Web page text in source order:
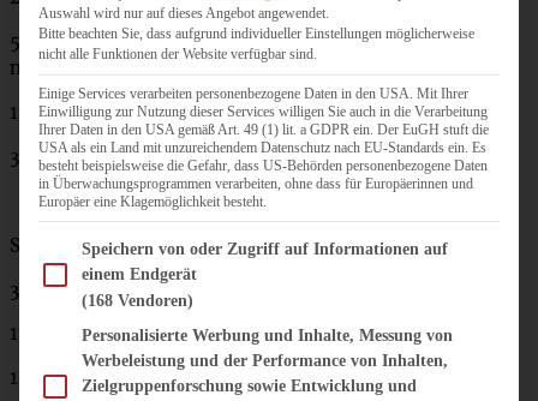
500 g Bio-Hackfleisch (ich hatte halb und halb, Ihr
nehmt, was Ihr am liebsten mögt)
1 Knoblauchzehe
3 EL Taco-Gewürz (Fertigmischung)
Salat
3 Romana-Salat-Herzen
150 g Cherry Tomaten
100 g Cheddar-Käse
Auswahl wird nur auf dieses Angebot angewendet.
Bitte beachten Sie, dass aufgrund individueller Einstellungen möglicherweise
nicht alle Funktionen der Website verfügbar sind.
Einige Services verarbeiten personenbezogene Daten in den USA. Mit Ihrer
Einwilligung zur Nutzung dieser Services willigen Sie auch in die Verarbeitung
Ihrer Daten in den USA gemäß Art. 49 (1) lit. a GDPR ein. Der EuGH stuft die
USA als ein Land mit unzureichendem Datenschutz nach EU-Standards ein. Es
besteht beispielsweise die Gefahr, dass US-Behörden personenbezogene Daten
in Überwachungsprogrammen verarbeiten, ohne dass für Europäerinnen und
Europäer eine Klagemöglichkeit besteht.
Im Folgenden finden Sie eine Liste der Zwecke des IAB Transparency and Consent
Speichern von oder Zugriff auf Informationen auf
einem Endgerät
(168 Vendoren)
Personalisierte Werbung und Inhalte, Messung von
Werbeleistung und der Performance von Inhalten,
Zielgruppenforschung sowie Entwicklung und